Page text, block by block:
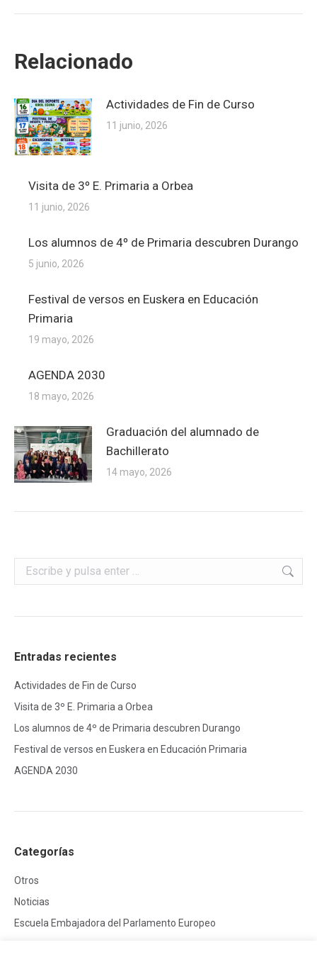
Relacionado
Actividades de Fin de Curso
11 junio, 2026
Visita de 3º E. Primaria a Orbea
11 junio, 2026
Los alumnos de 4º de Primaria descubren Durango
5 junio, 2026
Festival de versos en Euskera en Educación
Primaria
19 mayo, 2026
AGENDA 2030
18 mayo, 2026
Graduación del alumnado de
Bachillerato
14 mayo, 2026
Buscar:
Entradas recientes
Actividades de Fin de Curso
Visita de 3º E. Primaria a Orbea
Los alumnos de 4º de Primaria descubren Durango
Festival de versos en Euskera en Educación Primaria
AGENDA 2030
Categorías
Otros
Noticias
Escuela Embajadora del Parlamento Europeo